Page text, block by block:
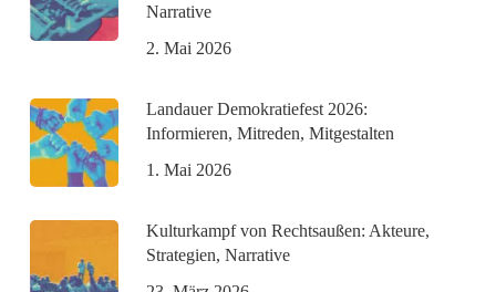
Narrative
2. Mai 2026
Landauer Demokratiefest 2026:
Informieren, Mitreden, Mitgestalten
1. Mai 2026
Kulturkampf von Rechtsaußen: Akteure,
Strategien, Narrative